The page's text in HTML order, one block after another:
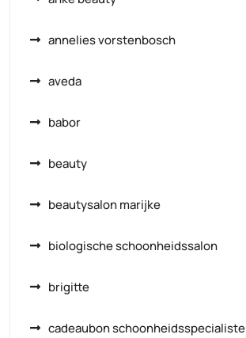
annelies vorstenbosch
aveda
babor
beauty
beautysalon marijke
biologische schoonheidssalon
brigitte
cadeaubon schoonheidsspecialiste